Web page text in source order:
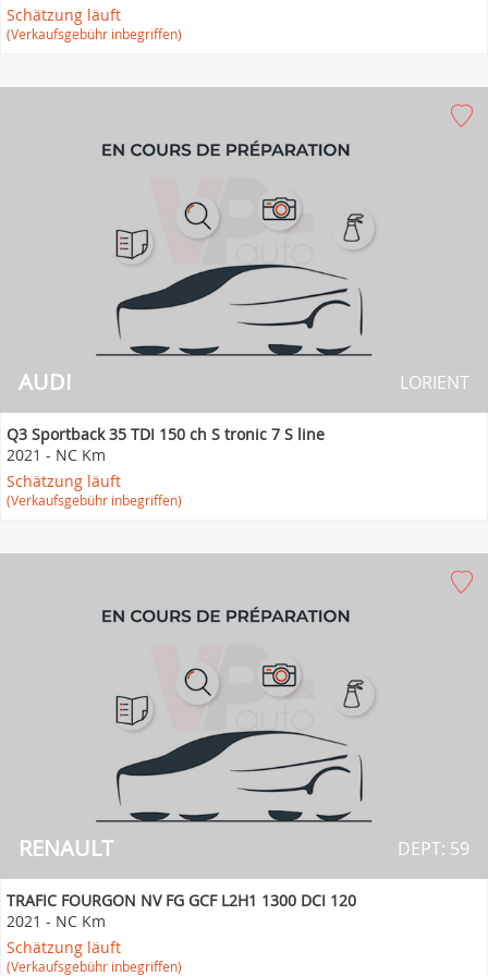
Schätzung läuft
(Verkaufsgebühr inbegriffen)
AUDI LORIENT
Q3 Sportback 35 TDI 150 ch S tronic 7 S line
2021 - NC Km
Schätzung läuft
(Verkaufsgebühr inbegriffen)
RENAULT DEPT: 59
TRAFIC FOURGON NV FG GCF L2H1 1300 DCI 120
2021 - NC Km
Schätzung läuft
(Verkaufsgebühr inbegriffen)